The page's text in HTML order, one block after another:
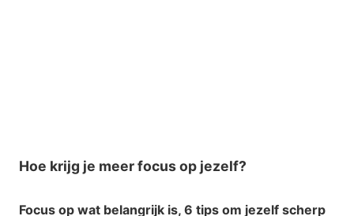
Hoe krijg je meer focus op jezelf?
Focus op wat belangrijk is, 6 tips om jezelf scherp